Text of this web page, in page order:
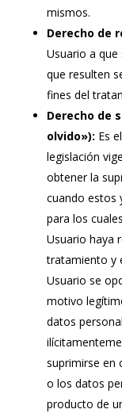
mismos.
Derecho de
Usuario a
que resulten
fines del
Derecho de
olvido»): Es
legislación
obtener la
cuando estos
para los
Usuario haya
tratamiento y
Usuario se
motivo
datos
suprimirse en
o los datos
producto de